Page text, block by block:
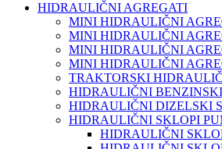
HIDRAULIČNI AGREGATI
MINI HIDRAULIČNI
MINI HIDRAULIČNI
MINI HIDRAULIČNI
MINI HIDRAULIČNI
TRAKTORSKI
HIDRAULIČNI
HIDRAULIČNI DIZELSKI
HIDRAULIČNI SKLOPI
HIDRAULIČNI